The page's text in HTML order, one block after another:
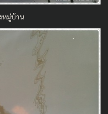
หมู่บ้าน